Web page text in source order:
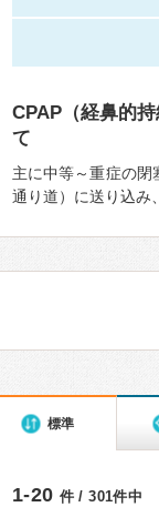
CPAP（経鼻的
て
主に中等～重症の閉
通り道）に送り込み
標準
1-20 件 / 301件中